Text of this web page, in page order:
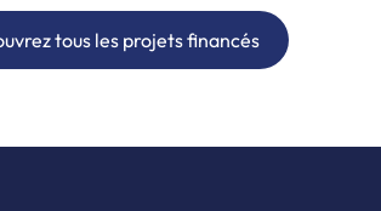
tous les projets financés